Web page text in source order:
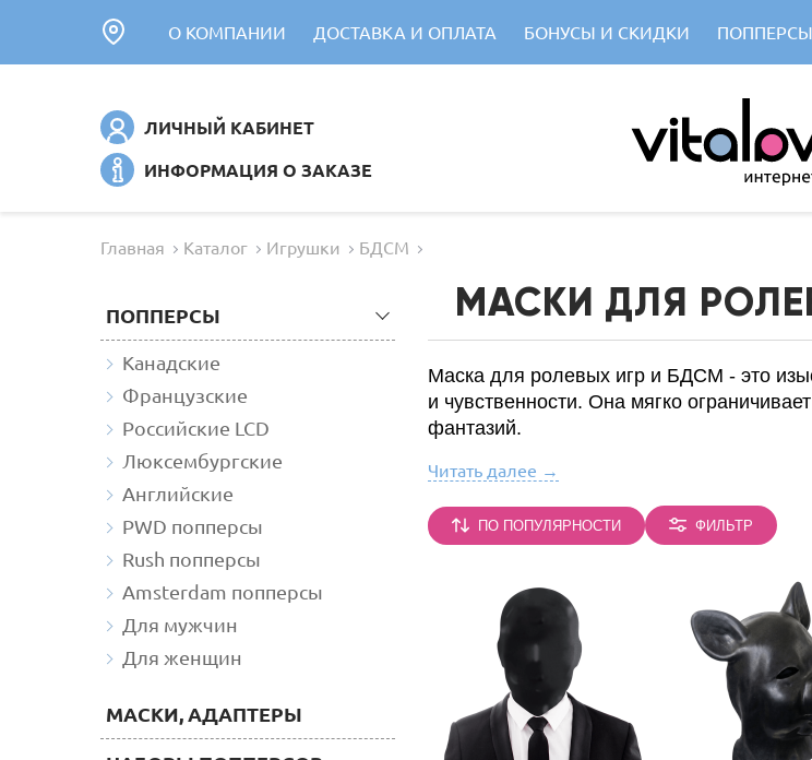
О КОМПАНИИ ДОСТАВКА И ОПЛАТА БОНУСЫ И СКИДКИ
ЛИЧНЫЙ КАБИНЕТ
ИНФОРМАЦИЯ О ЗАКАЗЕ
Главная Каталог Игрушки БДСМ
ПОППЕРСЫ
Канадские
Французские
Российские LCD
Люксембургские
Английские
PWD попперсы
Rush попперсы
Amsterdam попперсы
Для мужчин
Для женщин
МАСКИ, АДАПТЕРЫ
МАСКИ ДЛЯ
Маска для ролевых игр и БДСМ - это
и чувственности. Она мягко
фантазий.
Читать далее →
ПО ПОПУЛЯРНОСТИ ФИЛЬТР